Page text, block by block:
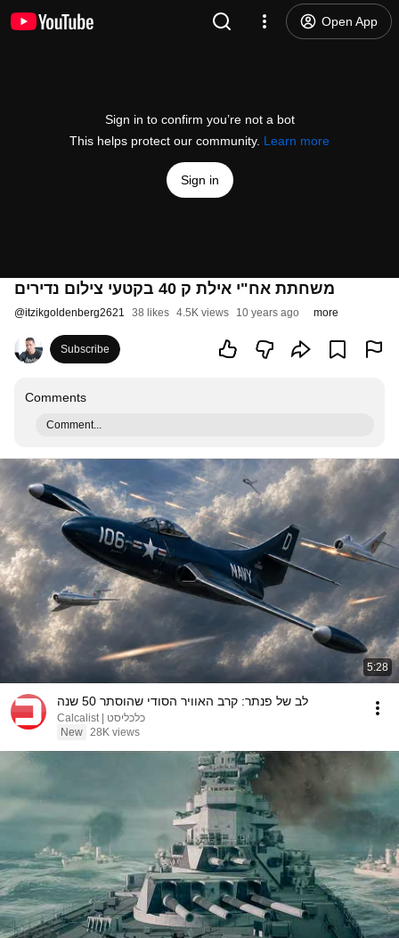
Open App
Sign in to confirm you’re not a bot
This helps protect our community. Learn more
Sign in
משחתת אח"י אילת ק 40 בקטעי צילום נדירים
@itzikgoldenberg2621 38 likes 4.5K views 10 years ago more
Subscribe
Comments
Comment...
5:28
לב של פנתר: קרב האוויר הסודי שהוסתר 50 שנה
Calcalist | כלכליסט
New 28K views